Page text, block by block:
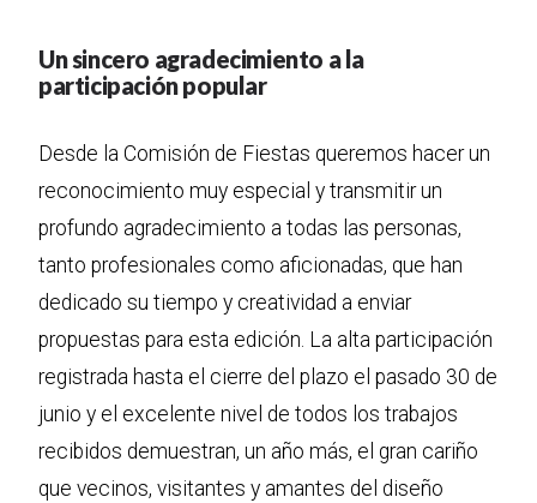
Un sincero agradecimiento a la
participación popular
Desde la Comisión de Fiestas queremos hacer un
reconocimiento muy especial y transmitir un
profundo agradecimiento a todas las personas,
tanto profesionales como aficionadas, que han
dedicado su tiempo y creatividad a enviar
propuestas para esta edición. La alta participación
registrada hasta el cierre del plazo el pasado 30 de
junio y el excelente nivel de todos los trabajos
recibidos demuestran, un año más, el gran cariño
que vecinos, visitantes y amantes del diseño